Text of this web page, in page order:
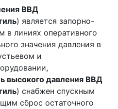
ВВД
) является запорно-
в линиях оперативного
значения давления в
и
высокого давления ВВД
) снабжен спускным
сброс остаточного